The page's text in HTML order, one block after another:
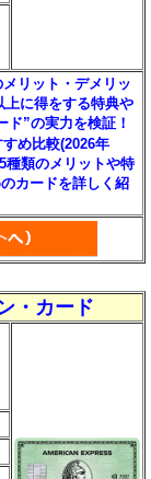
メリット・デメリッ
上に得をする特典や
ド”の実力を検証！
すめ比較(2026年
種類のメリットや特
カードを詳しく紹
・カード